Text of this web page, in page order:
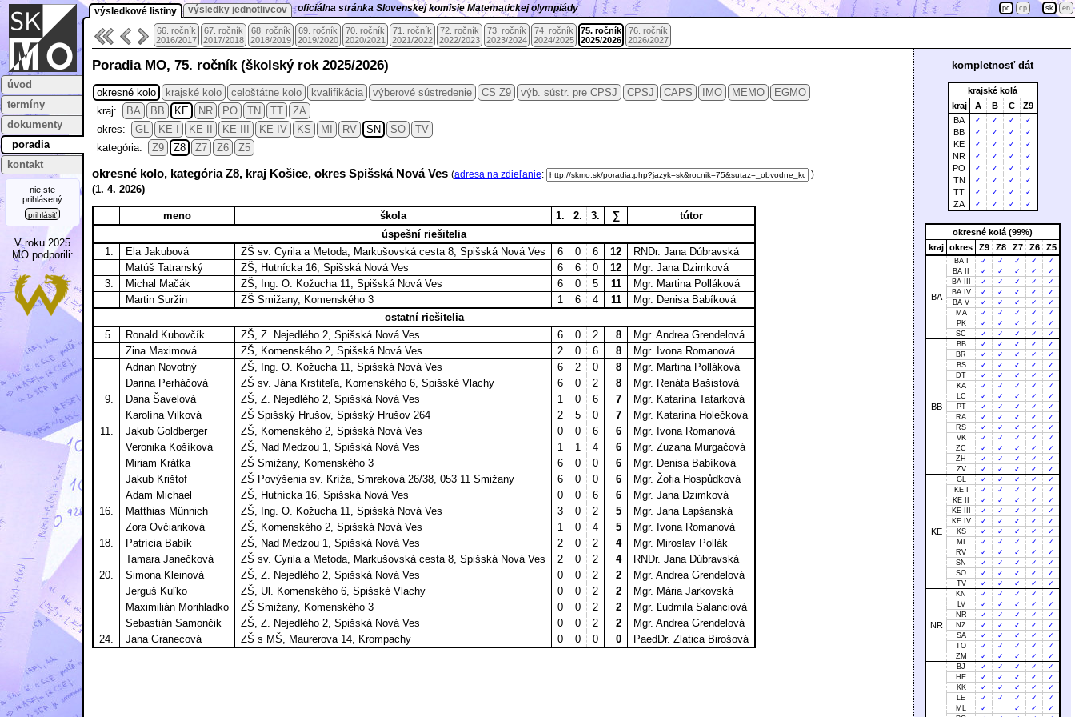
úvod
termíny
dokumenty
poradia
kontakt
nie ste
prihlásený
prihlásiť
V roku 2025
MO podporili:
výsledkové listiny výsledky jednotlivcov oficiálna stránka Slovenskej komisie Matematickej olympiády pc cp sk en
66. ročník
2016/2017
67. ročník
2017/2018
68. ročník
2018/2019
69. ročník
2019/2020
70. ročník
2020/2021
71. ročník
2021/2022
72. ročník
2022/2023
73. ročník
2023/2024
74. ročník
2024/2025
75. ročník
2025/2026
76. ročník
2026/2027
kompletnosť dát
krajské kolá
kraj
A B C
Z9
BA
✓ ✓ ✓ ✓
BB ✓ ✓ ✓ ✓
KE ✓ ✓ ✓ ✓
NR ✓ ✓ ✓ ✓
PO ✓ ✓ ✓ ✓
TN ✓ ✓ ✓ ✓
TT ✓ ✓ ✓ ✓
ZA ✓ ✓ ✓ ✓
okresné kolá (99%)
kraj okres Z9 Z8 Z7 Z6 Z5
BA
BA I ✓ ✓ ✓ ✓
✓
BA II
✓ ✓ ✓ ✓
✓
BA III
✓ ✓ ✓ ✓
✓
BA IV
✓ ✓ ✓ ✓
✓
BA V
✓ ✓ ✓ ✓
✓
MA
✓ ✓ ✓ ✓
✓
PK
✓ ✓ ✓ ✓
✓
SC
✓ ✓ ✓ ✓ ✓
BB
BB ✓ ✓ ✓ ✓
✓
BR
✓ ✓ ✓ ✓
✓
BS
✓ ✓ ✓ ✓
✓
DT
✓ ✓ ✓ ✓
✓
KA
✓ ✓ ✓ ✓
✓
LC
✓ ✓ ✓ ✓
✓
PT
✓ ✓ ✓ ✓
✓
RA
✓ ✓ ✓ ✓
✓
RS
✓ ✓ ✓ ✓
✓
VK
✓ ✓ ✓ ✓
✓
ZC
✓ ✓ ✓ ✓
✓
ZH
✓ ✓ ✓ ✓
✓
ZV
✓ ✓ ✓ ✓ ✓
KE
GL ✓ ✓ ✓ ✓
✓
KE I
✓ ✓ ✓ ✓
✓
KE II
✓ ✓ ✓ ✓
✓
KE III
✓ ✓ ✓ ✓
✓
KE IV
✓ ✓ ✓ ✓
✓
KS
✓ ✓ ✓ ✓
✓
MI
✓ ✓ ✓ ✓
✓
RV
✓ ✓ ✓ ✓
✓
SN
✓ ✓ ✓ ✓
✓
SO
✓ ✓ ✓ ✓
✓
TV
✓ ✓ ✓ ✓ ✓
NR
KN ✓ ✓ ✓ ✓
✓
LV
✓ ✓ ✓ ✓
✓
NR
✓ ✓ ✓ ✓
✓
NZ
✓ ✓ ✓ ✓
✓
SA
✓ ✓ ✓ ✓
✓
TO
✓ ✓ ✓ ✓
✓
ZM
✓ ✓ ✓ ✓
✓
BJ
✓ ✓ ✓ ✓
✓
HE
✓ ✓ ✓ ✓
✓
KK
✓ ✓ ✓ ✓
✓
LE
✓ ✓ ✓ ✓
✓
ML
✓ ✓ ✓
✓
Poradia MO, 75. ročník (školský rok 2025/2026)
okresné kolo krajské kolo celoštátne kolo kvalifikácia výberové sústredenie CS Z9 výb. sústr. pre CPSJ CPSJ CAPS IMO MEMO
EGMO
kraj:
BA BB KE NR PO TN TT
ZA
okres:
GL KE I KE II KE III KE IV KS MI RV SN SO
TV
kategória:
Z9 Z8 Z7 Z6 Z5
okresné kolo, kategória Z8, kraj Košice, okres Spišská Nová Ves (adresa na zdieľanie: )
(1. 4. 2026)
meno škola 1. 2. 3. ∑
tútor
úspešní riešitelia
1.
Ela Jakubová ZŠ sv. Cyrila a Metoda, Markušovská cesta 8, Spišská Nová Ves 6 0 6 12
RNDr. Jana Dúbravská
Matúš Tatranský
ZŠ, Hutnícka 16, Spišská Nová Ves 6 6 0 12
Mgr. Jana Dzimková
3.
Michal Mačák ZŠ, Ing. O. Kožucha 11, Spišská Nová Ves 6 0 5 11
Mgr. Martina Polláková
Martin Suržin
ZŠ Smižany, Komenského 3 1 6 4 11
Mgr. Denisa Babíková
ostatní riešitelia
5.
Ronald Kubovčík ZŠ, Z. Nejedlého 2, Spišská Nová Ves 6 0 2 8
Mgr. Andrea Grendelová
Zina Maximová
ZŠ, Komenského 2, Spišská Nová Ves 2 0 6 8
Mgr. Ivona Romanová
Adrian Novotný
ZŠ, Ing. O. Kožucha 11, Spišská Nová Ves 6 2 0 8
Mgr. Martina Polláková
Darina Perháčová
ZŠ sv. Jána Krstiteľa, Komenského 6, Spišské Vlachy 6 0 2 8
Mgr. Renáta Bašistová
9.
Dana Šavelová ZŠ, Z. Nejedlého 2, Spišská Nová Ves 1 0 6 7
Mgr. Katarína Tatarková
Karolína Vilková
ZŠ Spišský Hrušov, Spišský Hrušov 264 2 5 0 7
Mgr. Katarína Holečková
11.
Jakub Goldberger ZŠ, Komenského 2, Spišská Nová Ves 0 0 6 6
Mgr. Ivona Romanová
Veronika Košíková
ZŠ, Nad Medzou 1, Spišská Nová Ves 1 1 4 6
Mgr. Zuzana Murgačová
Miriam Krátka
ZŠ Smižany, Komenského 3 6 0 0 6
Mgr. Denisa Babíková
Jakub Krištof
ZŠ Povýšenia sv. Kríža, Smreková 26/38, 053 11 Smižany 6 0 0 6
Mgr. Žofia Hospůdková
Adam Michael
ZŠ, Hutnícka 16, Spišská Nová Ves 0 0 6 6
Mgr. Jana Dzimková
16.
Matthias Münnich ZŠ, Ing. O. Kožucha 11, Spišská Nová Ves 3 0 2 5
Mgr. Jana Lapšanská
Zora Ovčiariková
ZŠ, Komenského 2, Spišská Nová Ves 1 0 4 5
Mgr. Ivona Romanová
18.
Patrícia Babík ZŠ, Nad Medzou 1, Spišská Nová Ves 2 0 2 4
Mgr. Miroslav Pollák
Tamara Janečková
ZŠ sv. Cyrila a Metoda, Markušovská cesta 8, Spišská Nová Ves 2 0 2 4
RNDr. Jana Dúbravská
20.
Simona Kleinová ZŠ, Z. Nejedlého 2, Spišská Nová Ves 0 0 2 2
Mgr. Andrea Grendelová
Jerguš Kuľko
ZŠ, Ul. Komenského 6, Spišské Vlachy 0 0 2 2
Mgr. Mária Jarkovská
Maximilián Morihladko
ZŠ Smižany, Komenského 3 0 0 2 2
Mgr. Ľudmila Salanciová
Sebastián Samončik
ZŠ, Z. Nejedlého 2, Spišská Nová Ves 0 0 2 2
Mgr. Andrea Grendelová
24.
Jana Granecová ZŠ s MŠ, Maurerova 14, Krompachy 0 0 0 0 PaedDr. Zlatica Birošová